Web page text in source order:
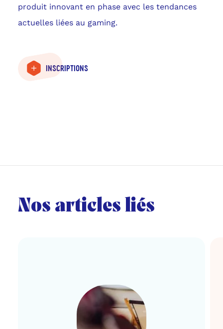
produit innovant en phase avec les tendances
actuelles liées au gaming.
INSCRIPTIONS
Nos articles liés